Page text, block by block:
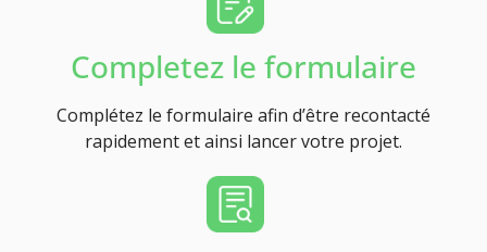
Completez le formulaire
Complétez le formulaire afin d’être recontacté
rapidement et ainsi lancer votre projet.